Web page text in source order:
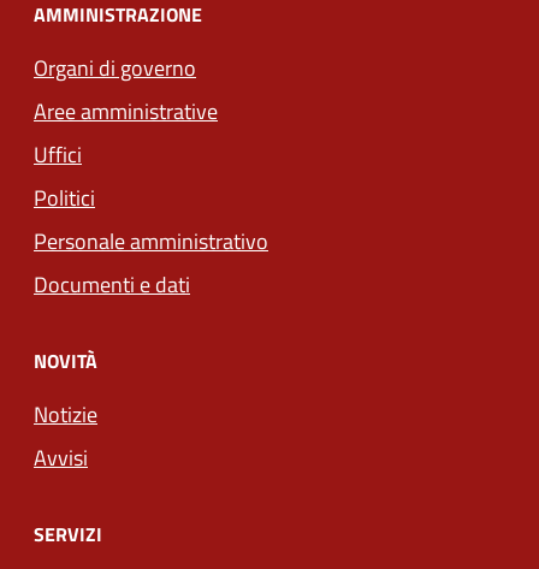
AMMINISTRAZIONE
Organi di governo
Aree amministrative
Uffici
Politici
Personale amministrativo
Documenti e dati
NOVITÀ
Notizie
Avvisi
SERVIZI